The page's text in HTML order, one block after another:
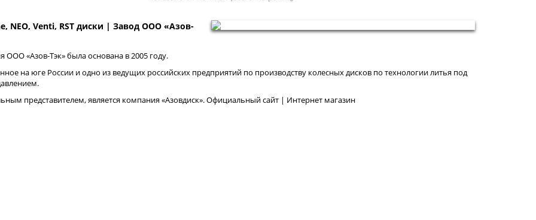
NEO, Venti, RST диски | Завод ООО «Азов-
ООО «Азов-Тэк» была основана в 2005 году.
на юге России и одно из ведущих российских предприятий по производству колесных дисков по технологии литья под
представителем, является компания «Азовдиск». Официальный сайт | Интернет магазин